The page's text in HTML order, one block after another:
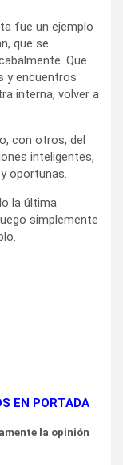
fue un ejemplo
que se
Que
y encuentros
interna, volver a
con otros, del
inteligentes,
oportunas.
la última
simplemente
EN PORTADA
la opinión